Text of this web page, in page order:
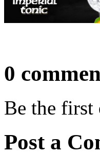
0
Be the first
Post a